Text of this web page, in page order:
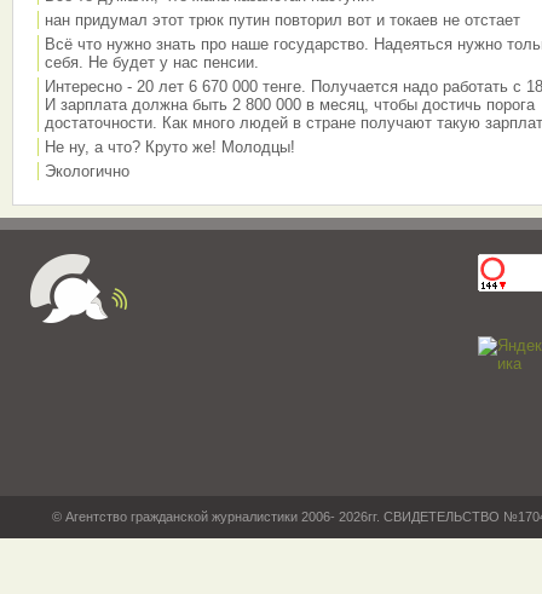
нан придумал этот трюк путин повторил вот и токаев не отстает
Всё что нужно знать про наше государство. Надеяться нужно
себя. Не будет у нас пенсии.
Интересно - 20 лет 6 670 000 тенге. Получается надо работать с
И зарплата должна быть 2 800 000 в месяц, чтобы достичь порога
достаточности. Как много людей в стране получают такую
Не ну, а что? Круто же! Молодцы!
Экологично
© Агентство гражданской журналистики 2006- 2026гг. СВИДЕТЕЛЬСТВО